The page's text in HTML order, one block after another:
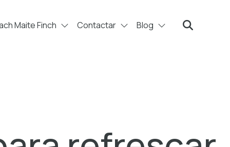
Maite Finch Contactar Blog
Search